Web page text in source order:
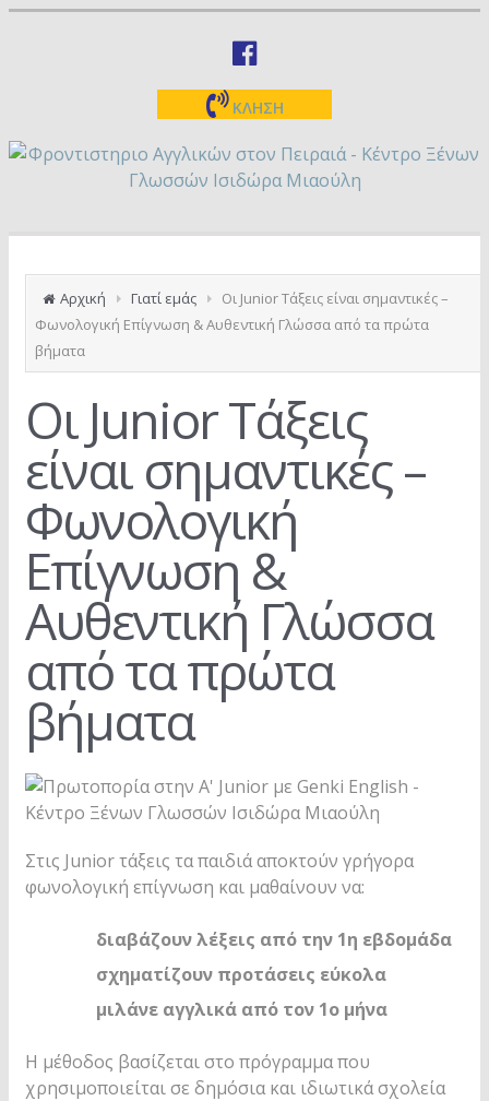
ΚΛΗΣΗ
Αρχική Γιατί εμάς
Οι Junior Τάξεις είναι σημαντικές –
Φωνολογική Επίγνωση & Αυθεντική Γλώσσα από τα πρώτα
βήματα
Οι Junior Τάξεις
είναι σημαντικές –
Φωνολογική
Επίγνωση &
Αυθεντική Γλώσσα
από τα πρώτα
βήματα
Στις Junior τάξεις τα παιδιά αποκτούν γρήγορα
φωνολογική επίγνωση και μαθαίνουν να:
διαβάζουν λέξεις από την 1η εβδομάδα
σχηματίζουν προτάσεις εύκολα
μιλάνε αγγλικά από τον 1ο μήνα
Η μέθοδος βασίζεται στο πρόγραμμα που
χρησιμοποιείται σε δημόσια και ιδιωτικά σχολεία